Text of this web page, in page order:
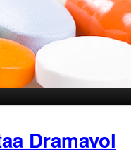
Dramavol